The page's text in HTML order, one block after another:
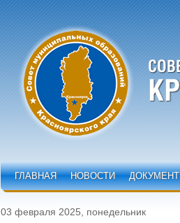
ГЛАВНАЯ НОВОСТИ
03 февраля 2025, понедельник